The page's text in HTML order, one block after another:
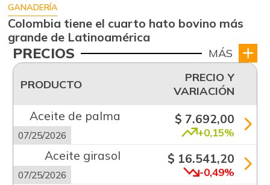
GANADERÍA
Colombia tiene el cuarto hato bovino más
grande de Latinoamérica
PRECIOS MÁS
PRODUCTO
PRECIO Y
VARIACIÓN
Aceite de palma
07/25/2026
$ 7.692,00
+0,15%
Aceite girasol
07/25/2026
$ 16.541,20
-0,49%